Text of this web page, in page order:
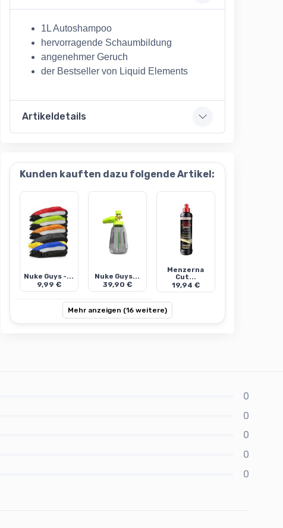
1L Autoshampoo
hervorragende Schaumbildung
angenehmer Geruch
der Bestseller von Liquid Elements
Artikeldetails
Kunden kauften dazu folgende Artikel:
Nuke Guys -...
9,99 €
Nuke Guys...
39,90 €
Menzerna
Cut...
19,94 €
Mehr anzeigen (16 weitere)
0
0
0
0
0